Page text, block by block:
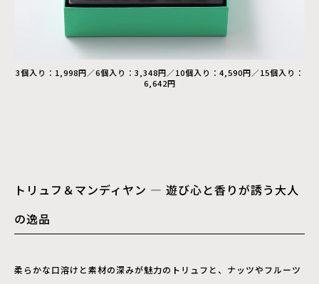
3個入り：1,998円／6個入り：3,348円／10個入り：4,590円／15個入り：
6,642円
トリュフ＆マンディヤン ― 遊び心と香りが誘う大人
の逸品
柔らかな口溶けと素材の深みが魅力のトリュフと、ナッツやフルーツ